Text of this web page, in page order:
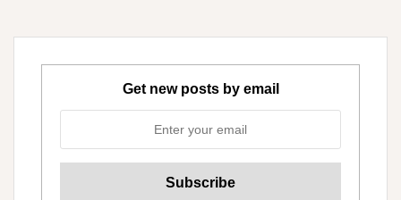
Get new posts by email